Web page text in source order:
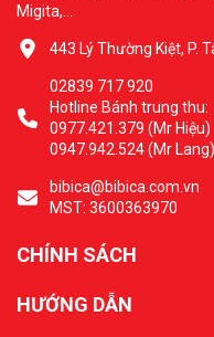
Migita,...
443 Lý Thường Kiệt, P.
02839 717 920
Hotline Bánh trung thu:
0977.421.379 (Mr Hiệu)
0947.942.524 (Mr Lang)
bibica@bibica.com.vn
MST: 3600363970
CHÍNH SÁCH
HƯỚNG DẪN